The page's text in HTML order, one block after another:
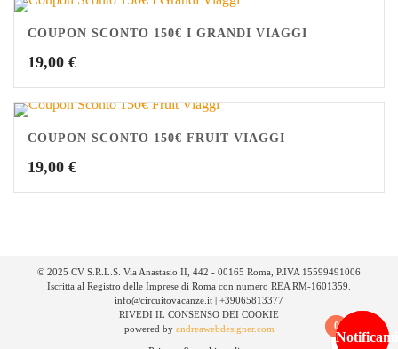
COUPON SCONTO 150€ I GRANDI VIAGGI
19,00 €
COUPON SCONTO 150€ FRUIT VIAGGI
19,00 €
© 2025 CV S.R.L.S. Via Anastasio II, 442 - 00165 Roma, P.IVA 15599491006
Iscritta al Registro delle Imprese di Roma con numero REA RM-1601359.
info@circuitovacanze.it | +39065813377
RIVEDI IL CONSENSO DEI COOKIE
powered by andreawebdesigner.com 0
Notificami
Notificami